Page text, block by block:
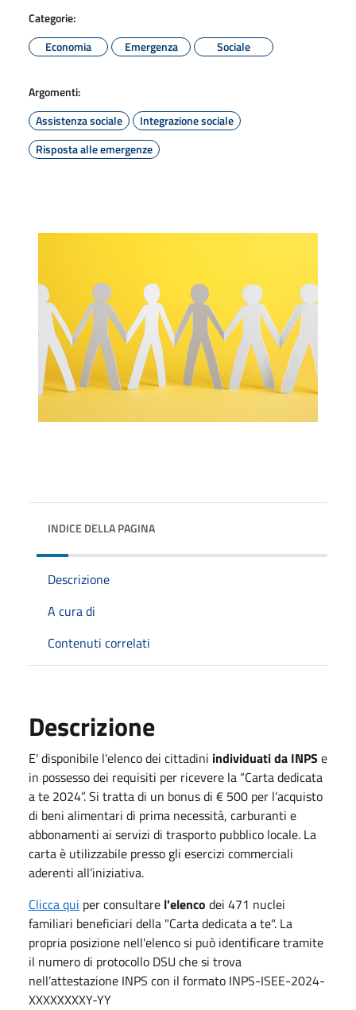
Categorie:
Economia
Emergenza Sociale
Argomenti:
Assistenza sociale
Integrazione sociale
Risposta alle emergenze
INDICE DELLA PAGINA
Descrizione
A cura di
Contenuti correlati
Descrizione
E' disponibile l'elenco dei cittadini individuati da INPS e
in possesso dei requisiti per ricevere la “Carta dedicata
a te 2024”. Si tratta di un bonus di € 500 per l’acquisto
di beni alimentari di prima necessità, carburanti e
abbonamenti ai servizi di trasporto pubblico locale. La
carta è utilizzabile presso gli esercizi commerciali
aderenti all’iniziativa.
Clicca qui per consultare l'elenco dei 471 nuclei
familiari beneficiari della "Carta dedicata a te". La
propria posizione nell'elenco si può identificare tramite
il numero di protocollo DSU che si trova
nell’attestazione INPS con il formato INPS-ISEE-2024-
XXXXXXXXY-YY